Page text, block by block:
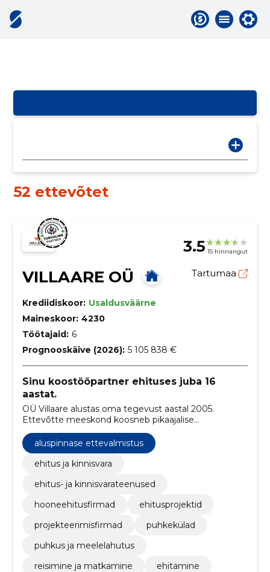
52 ettevõtet
3.5 15 hinnangut
VILLAARE OÜ Tartumaa
Krediidiskoor: Usaldusväärne
Maineskoor: 4230
Töötajaid: 6
Prognooskäive (2026): 5 105 838 €
Sinu koostööpartner ehituses juba 16
aastat.
OÜ Villaare alustas oma tegevust aastal 2005.
Ettevõtte meeskond koosneb pikaajalise
kogemusega spetsialistidest.
aluspinnase ettevalmistus
ehitus ja kinnisvara
ehitus- ja kinnisvarateenused
hooneehitusfirmad
ehitusprojektid
projekteerimisfirmad
puhkekülad
puhkus ja meelelahutus
reisimine ja matkamine
ehitamine